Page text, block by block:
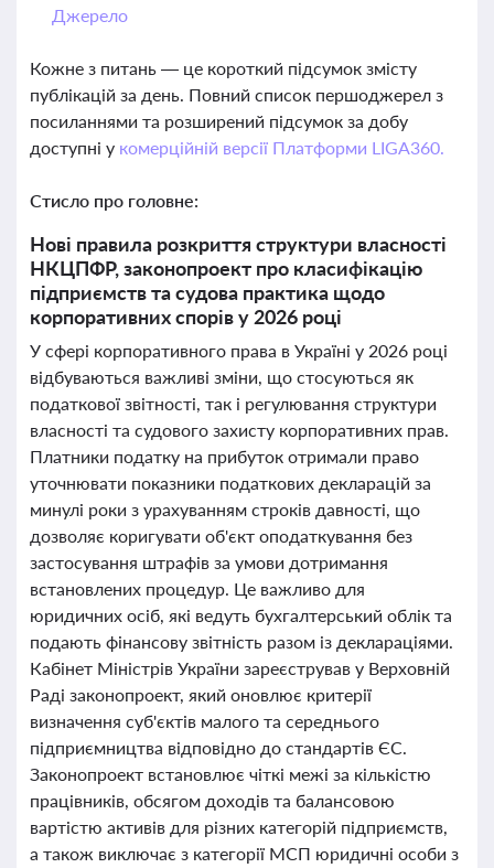
Джерело
Кожне з питань — це короткий підсумок змісту
публікацій за день. Повний список першоджерел з
посиланнями та розширений підсумок за добу
доступні у комерційній версії Платформи LIGA360.
Стисло про головне:
Нові правила розкриття структури власності
НКЦПФР, законопроект про класифікацію
підприємств та судова практика щодо
корпоративних спорів у 2026 році
У сфері корпоративного права в Україні у 2026 році
відбуваються важливі зміни, що стосуються як
податкової звітності, так і регулювання структури
власності та судового захисту корпоративних прав.
Платники податку на прибуток отримали право
уточнювати показники податкових декларацій за
минулі роки з урахуванням строків давності, що
дозволяє коригувати об'єкт оподаткування без
застосування штрафів за умови дотримання
встановлених процедур. Це важливо для
юридичних осіб, які ведуть бухгалтерський облік та
подають фінансову звітність разом із деклараціями.
Кабінет Міністрів України зареєстрував у Верховній
Раді законопроект, який оновлює критерії
визначення суб'єктів малого та середнього
підприємництва відповідно до стандартів ЄС.
Законопроект встановлює чіткі межі за кількістю
працівників, обсягом доходів та балансовою
вартістю активів для різних категорій підприємств,
а також виключає з категорії МСП юридичні особи з